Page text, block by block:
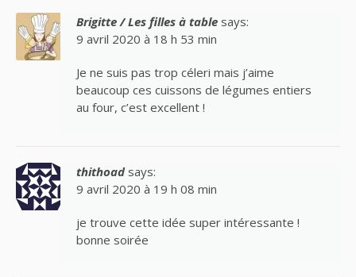
Brigitte / Les filles à table says:
9 avril 2020 à 18 h 53 min
Je ne suis pas trop céleri mais j’aime
beaucoup ces cuissons de légumes entiers
au four, c’est excellent !
thithoad says:
9 avril 2020 à 19 h 08 min
je trouve cette idée super intéressante !
bonne soirée